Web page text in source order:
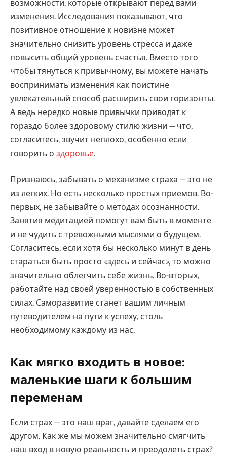
возможности, которые открывают перед вами
изменения. Исследования показывают, что
позитивное отношение к новизне может
значительно снизить уровень стресса и даже
повысить общий уровень счастья. Вместо того
чтобы тянуться к привычному, вы можете начать
воспринимать изменения как поистине
увлекательный способ расширить свои горизонты.
А ведь нередко новые привычки приводят к
гораздо более здоровому стилю жизни — что,
согласитесь, звучит неплохо, особенно если
говорить о здоровье.
Признаюсь, забывать о механизме страха — это не
из легких. Но есть несколько простых приемов. Во-
первых, не забывайте о методах осознанности.
Занятия медитацией помогут вам быть в моменте
и не чудить с тревожными мыслями о будущем.
Согласитесь, если хотя бы несколько минут в день
стараться быть просто «здесь и сейчас», то можно
значительно облегчить себе жизнь. Во-вторых,
работайте над своей уверенностью в собственных
силах. Саморазвитие станет вашим личным
путеводителем на пути к успеху, столь
необходимому каждому из нас.
Как мягко входить в новое:
маленькие шаги к большим
переменам
Если страх — это наш враг, давайте сделаем его
другом. Как же мы можем значительно смягчить
наш вход в новую реальность и преодолеть страх?